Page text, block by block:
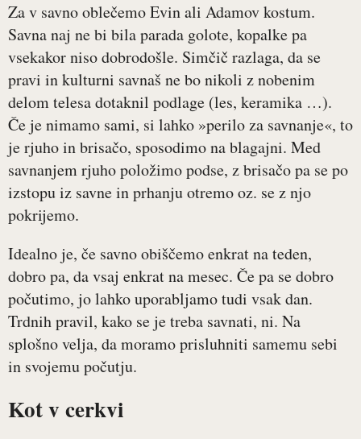
Za v savno oblečemo Evin ali Adamov kostum.
Savna naj ne bi bila parada golote, kopalke pa
vsekakor niso dobrodošle. Simčič razlaga, da se
pravi in kulturni savnaš ne bo nikoli z nobenim
delom telesa dotaknil podlage (les, keramika …).
Če je nimamo sami, si lahko »perilo za savnanje«, to
je rjuho in brisačo, sposodimo na blagajni. Med
savnanjem rjuho položimo podse, z brisačo pa se po
izstopu iz savne in prhanju otremo oz. se z njo
pokrijemo.
Idealno je, če savno obiščemo enkrat na teden,
dobro pa, da vsaj enkrat na mesec. Če pa se dobro
počutimo, jo lahko uporabljamo tudi vsak dan.
Trdnih pravil, kako se je treba savnati, ni. Na
splošno velja, da moramo prisluhniti samemu sebi
in svojemu počutju.
Kot v cerkvi